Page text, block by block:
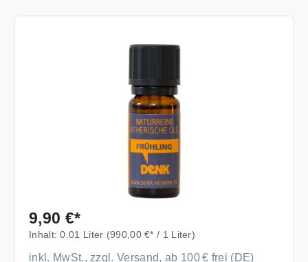
Bildergalerie überspringen
9,90 €*
Inhalt:0.01 Liter (990,00 €* / 1 Liter)
inkl. MwSt., zzgl. Versand, ab 100 € frei (DE)